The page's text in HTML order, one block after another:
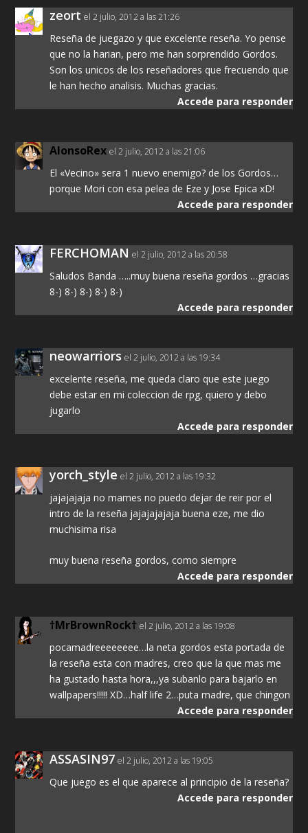
zeort el 2 julio, 2012 a las 21:26
Reseña de juegazo y que excelente reseña. Yo pense
que no la harian, pero me han sorprendido Gordos.
Son los unicos de los reseñadores que frecuendo que
le han hecho analisis. Muchas gracias.
Accede para responder
AlonsoRex el 2 julio, 2012 a las 21:06
El «Vecino» sera 1 nuevo enemigo? de los Gordos…
porque Mori con esa pelea de Eze y Jose Epica xD!
Accede para responder
FERCHOMAN el 2 julio, 2012 a las 20:58
Saludos Banda …..muy buena reseña gordos …gracias
8-) 8-) 8-) 8-) 8-)
Accede para responder
neowarriors el 2 julio, 2012 a las 19:34
excelente reseña, me queda claro que este juego
debe estar en mi coleccion de rpg, quiero y debo
jugarlo
Accede para responder
yorch_style el 2 julio, 2012 a las 19:32
jajajajaja no mames no puedo dejar de reir por el
intro de la reseña jajajajajaja buena eze, me dio
muchisima risa
muy buena reseña gordos, como siempre
Accede para responder
†MrBrownRock† el 2 julio, 2012 a las 19:08
pocamadreeeeeeee…la neta gordos esta portada de
la reseña esta con madres, creo que la que mas me
ha gustado hasta hora,,,ya subanlo para bajarlo en
wallpapers!!!!! XD…half life 2…puta madre, que chingon
Accede para responder
ASSASIN97 el 2 julio, 2012 a las 19:05
Que juego es el que aparece al principio de la reseña?
Accede para responder